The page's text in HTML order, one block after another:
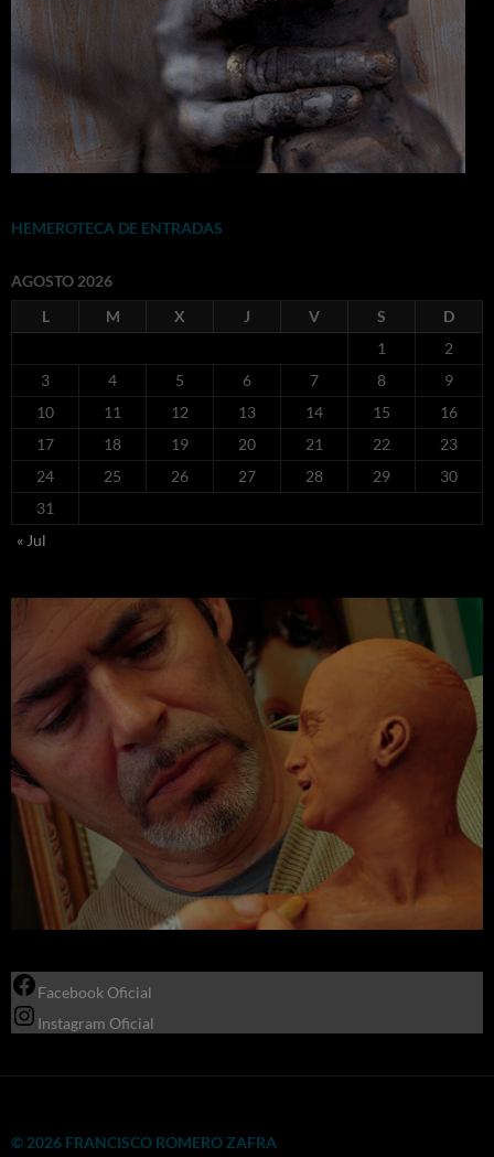
HEMEROTECA DE ENTRADAS
AGOSTO 2026
L
M X J V S
D
1
2
3
4 5 6 7 8
9
10
11 12 13 14 15
16
17
18 19 20 21 22
23
24
25 26 27 28 29
30
31
« Jul
Facebook Oficial
Instagram Oficial
© 2026 FRANCISCO ROMERO ZAFRA